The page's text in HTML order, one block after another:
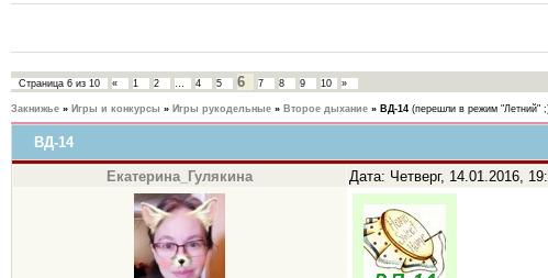
Страница 6 из 10 « 1 2 … 4 5 6 7 8 9 10 »
Закнижье » Игры и конкурсы » Игры рукодельные » Второе дыхание » ВД-14 (перешли в режим "Летний"
ВД-14
Екатерина_Гулякина Дата: Четверг, 14.01.2016,